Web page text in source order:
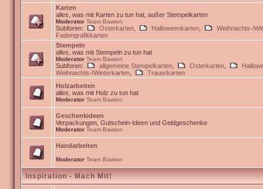
Karten
alles, was mit Karten zu tun hat, außer Stempelkarten
Moderator Team Bawion
Subforen: Osterkarten Halloweenkarten
Weihnachts-/
Fadengrafikkarten
Stempeln
alles, was mit Stempeln zu tun hat
Moderator Team Bawion
Subforen: allgemeine Stempelkarten Osterkarten
Weihnachts-/Winterkarten
Trauerkarten
Holzarbeiten
alles, was mit Holz zu tun hat
Moderator Team Bawion
Geschenkideen
Verpackungen, Gutschein-Ideen und Geldgeschenke
Moderator Team Bawion
Handarbeiten
Moderator Team Bawion
Inspiration - Mach Mit!